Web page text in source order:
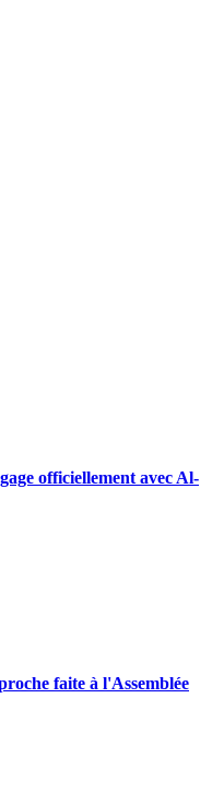
officiellement avec Al-
faite à l'Assemblée